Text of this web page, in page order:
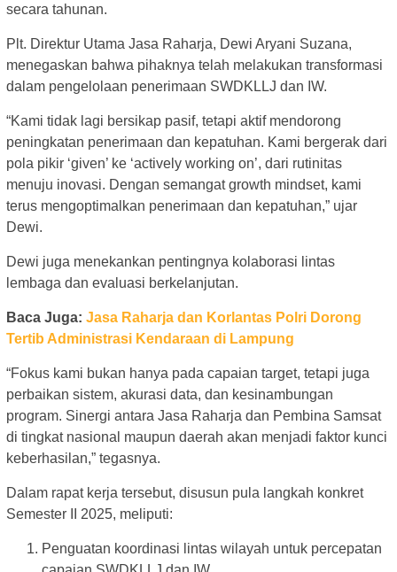
secara tahunan.
Plt. Direktur Utama Jasa Raharja, Dewi Aryani Suzana,
menegaskan bahwa pihaknya telah melakukan transformasi
dalam pengelolaan penerimaan SWDKLLJ dan IW.
“Kami tidak lagi bersikap pasif, tetapi aktif mendorong
peningkatan penerimaan dan kepatuhan. Kami bergerak dari
pola pikir ‘given’ ke ‘actively working on’, dari rutinitas
menuju inovasi. Dengan semangat growth mindset, kami
terus mengoptimalkan penerimaan dan kepatuhan,” ujar
Dewi.
Dewi juga menekankan pentingnya kolaborasi lintas
lembaga dan evaluasi berkelanjutan.
Baca Juga: Jasa Raharja dan Korlantas Polri Dorong
Tertib Administrasi Kendaraan di Lampung
“Fokus kami bukan hanya pada capaian target, tetapi juga
perbaikan sistem, akurasi data, dan kesinambungan
program. Sinergi antara Jasa Raharja dan Pembina Samsat
di tingkat nasional maupun daerah akan menjadi faktor kunci
keberhasilan,” tegasnya.
Dalam rapat kerja tersebut, disusun pula langkah konkret
Semester II 2025, meliputi:
Penguatan koordinasi lintas wilayah untuk percepatan